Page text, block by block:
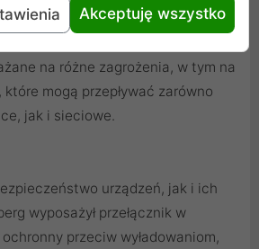
na różne zagrożenia, w tym na
które mogą przepływać zarówno
jak i sieciowe.
urządzeń, jak i ich
wyposażył przełącznik w
przeciw wyładowaniom,
Akceptuję wszystko